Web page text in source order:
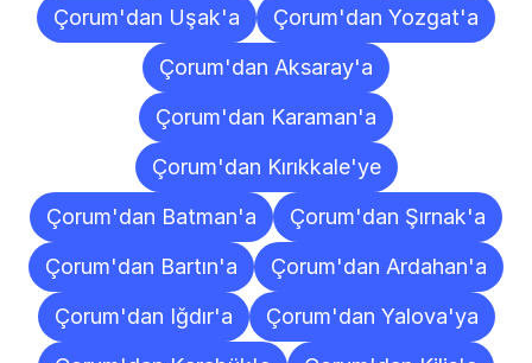
Çorum'dan Uşak'a
Çorum'dan Yozgat'a
Çorum'dan Aksaray'a
Çorum'dan Karaman'a
Çorum'dan Kırıkkale'ye
Çorum'dan Batman'a
Çorum'dan Şırnak'a
Çorum'dan Bartın'a
Çorum'dan Ardahan'a
Çorum'dan Iğdır'a
Çorum'dan Yalova'ya